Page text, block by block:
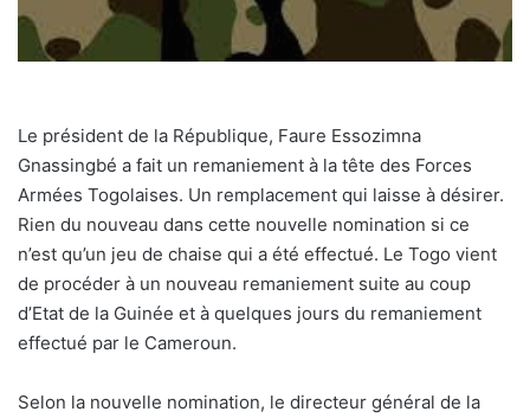
Le président de la République, Faure Essozimna
Gnassingbé a fait un remaniement à la tête des Forces
Armées Togolaises. Un remplacement qui laisse à désirer.
Rien du nouveau dans cette nouvelle nomination si ce
n’est qu’un jeu de chaise qui a été effectué. Le Togo vient
de procéder à un nouveau remaniement suite au coup
d’Etat de la Guinée et à quelques jours du remaniement
effectué par le Cameroun.
Selon la nouvelle nomination, le directeur général de la